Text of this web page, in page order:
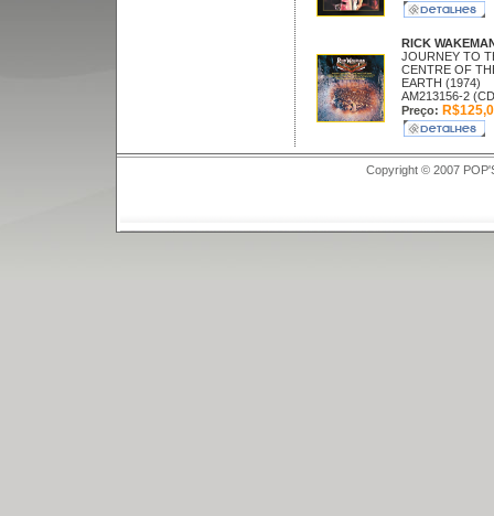
RICK
JOURNEY TO
CENTRE OF
EARTH (1974)
AM213156-2
Preço:
Copyright © 2007